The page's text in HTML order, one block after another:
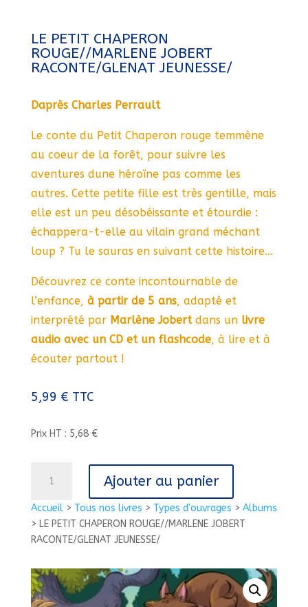
Accueil> Tous nos livres > Types d'ouvrages > Albums
> LE PETIT CHAPERON ROUGE//MARLENE JOBERT
RACONTE/GLENAT JEUNESSE/
LE PETIT CHAPERON
ROUGE//MARLENE JOBERT
RACONTE/GLENAT JEUNESSE/
Daprès Charles Perrault
Le conte du Petit Chaperon rouge temmène
au coeur de la forêt, pour suivre les
aventures dune héroïne pas comme les
autres. Cette petite fille est très gentille, mais
elle est un peu désobéissante et étourdie :
échappera-t-elle au vilain grand méchant
loup ? Tu le sauras en suivant cette histoire…
Découvrez ce conte incontournable de
l’enfance, à partir de 5 ans, adapté et
interprété par Marlène Jobertdans un livre
audio avec un CD et un flashcode, à lire et à
écouter partout !
5,99 € TTC
Prix HT : 5,68 €
LE
PETIT
CHAPERON
RACONTE/GLENAT
JEUNESSE/
Ajouter au panier